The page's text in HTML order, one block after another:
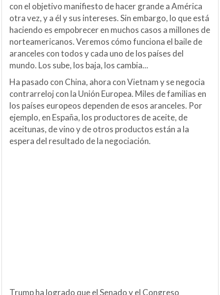
con el objetivo manifiesto de hacer grande a América
otra vez, y a él y sus intereses. Sin embargo, lo que está
haciendo es empobrecer en muchos casos a millones de
norteamericanos. Veremos cómo funciona el baile de
aranceles con todos y cada uno de los países del
mundo. Los sube, los baja, los cambia...
Ha pasado con China, ahora con Vietnam y se negocia
contrarreloj con la Unión Europea. Miles de familias en
los países europeos dependen de esos aranceles. Por
ejemplo, en España, los productores de aceite, de
aceitunas, de vino y de otros productos están a la
espera del resultado de la negociación.
Trump ha logrado que el Senado y el Congreso